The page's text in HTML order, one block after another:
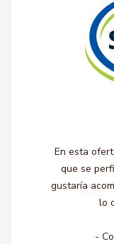
En esta
que se
gustaría
lo
-